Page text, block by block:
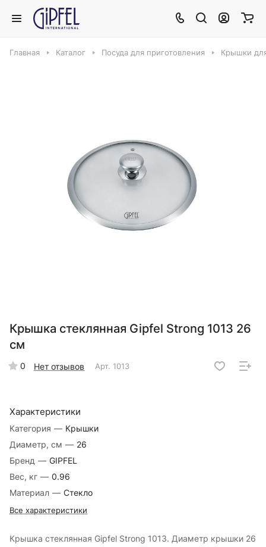
Главная Каталог Посуда для приготовления Крышки
Крышка стеклянная Gipfel Strong 1013 26
см
0 Нет отзывов Арт. 1013
Характеристики
Категория — Крышки
Диаметр, см — 26
Бренд — GIPFEL
Вес, кг — 0.96
Материал — Стекло
Все характеристики
Крышка стеклянная Gipfel Strong 1013. Диаметр крышки 26